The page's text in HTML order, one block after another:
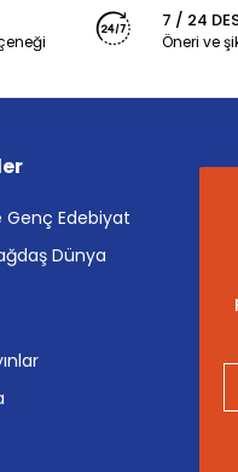
7 / 24
Öneri ve
Genç Edebiyat
Dünya